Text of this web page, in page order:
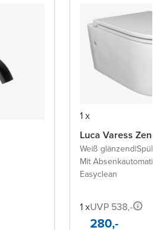
1 x
Luca Varess Zeno
Weiß glänzend|
Mit Absenkautomatik
Easyclean
1 xUVP 538,-
280,-